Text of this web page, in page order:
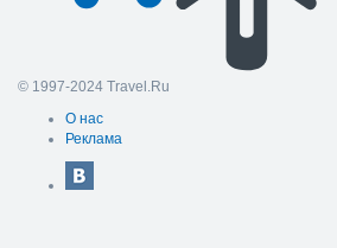
© 1997-2024 Travel.Ru
О нас
Реклама